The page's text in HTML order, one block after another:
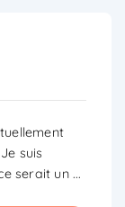
suis
serait un...